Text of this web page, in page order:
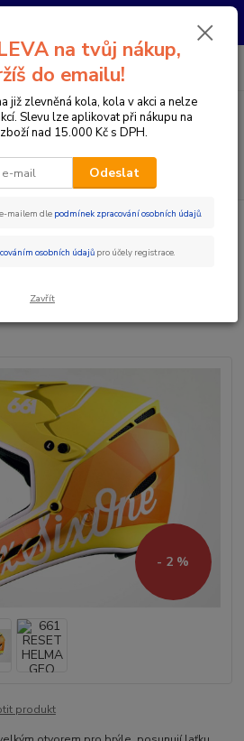
na prodejně si prosím zavolejte dopředu.
Menu
CZK
Cyklistické helmy Integrální helmy
- 2 %
produkt
na tvůj nákup,
do emailu!
již zlevněná kola, kola v akci a nelze
Slevu lze aplikovat při nákupu na
nad 15.000 Kč s DPH.
Odeslat
mailem dle podmínek zpracování osobních údajů.
osobních údajů pro účely registrace.
Zavřít